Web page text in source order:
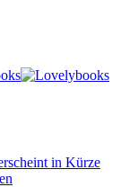
in Kürze